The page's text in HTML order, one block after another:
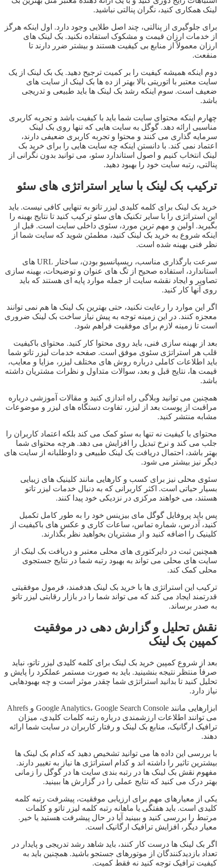
لینک همکاری کنید، نگران پنالتی نباشید.
برای جلوگیری از پنالتی، چند اصل طلایی وجود دارد. اول اینکه هرگز
از خدمات ارزان قیمت و مشکوک استفاده نکنید. بک لینک های
ارزان معمولاً از منابع بی کیفیت هستند و بیشتر ضرر دارند تا
منفعت.
دوم اینکه همیشه کیفیت را بر کمیت ترجیح دهید. یک بک لینک از یک
سایت معتبر با اتوریتی بالا بهتر از ده ها بک لینک از سایت های
ضعیف است. سوم اینکه رشد بک لینک ها باید طبیعی و تدریجی
باشد.
چهارم اینکه محتوای سایت شما باید با کیفیت باشد و تجربه کاربری
مناسبی ارائه دهد. گوگل به سایت هایی که تنها روی بک لینک
سرمایه گذاری می کنند و محتوا و تجربه کاربری ضعیفی دارند،
اعتماد نمی کند. با دانستن اینکه چه سایت هایی را برای خرید بک
لینک انتخاب کنیم و اصول استاندارد سئو، می توانید بدون نگرانی از
پنالتی، رتبه سایت خود را بهبود دهید.
ترکیب بک لینک با سایر استراتژی های سئو
خرید بک لینک برای کلمه کلیدی لیزر تاتو به تنهایی کافی نیست. باید
این استراتژی را با سایر تکنیک های سئو ترکیب کنید تا نتایج بهینه را
بگیرید. اولین و مهم ترین مورد، سئوی داخلی سایت است. قبل از
اینکه شروع به خرید بک لینک کنید، مطمئن شوید که سایت شما از
نظر فنی بهینه شده است.
سرعت بارگذاری مناسب، ریسپانسیو بودن، ساختار URL های
استاندارد، استفاده صحیح از تگ های عنوان و توضیحات، بهینه سازی
تصاویر و ایجاد نقشه سایت از جمله موارد پایه ای هستند که باید
روی آنها کار کنید.
اگر این موارد را رعایت نکنید، حتی بهترین بک لینک ها هم نمی توانند
معجزه کنند. در این زمینه توجه به پیش نیاز ساخت بک لینک ضروری
است تا زمینه لازم برای موفقیت فراهم شود.
بعد از بهینه سازی فنی، باید روی محتوا کار کنید. محتوای باکیفیت
قلب هر استراتژی سئوی موفق است. صفحه خدمات لیزر تاتو شما
باید اطلاعات کاملی درباره روش های مختلف لیزر، مزایا و معایب،
قیمت ها، نتایج قبل و بعد، سوالات متداول و نظرات مشتریان داشته
باشد.
همچنین می توانید وبلاگی راه اندازی کنید و مقالات آموزشی درباره
مراقبت از پوست بعد از لیزر، تفاوت دستگاه های لیزر و موضوعات
مشابه منتشر کنید.
محتوای با کیفیت نه تنها به سئو کمک می کند بلکه اعتماد کاربران را
جلب می کند و نرخ تبدیل را افزایش می دهد. هرچه محتوای شما
بهتر باشد، احتمال دریافت بک لینک طبیعی و داوطلبانه از سایت های
دیگر نیز بیشتر می شود.
سئوی محلی نیز برای کسب و کارهایی مانند کلینیک های زیبایی
بسیار حیاتی است. اکثر کاربرانی که به دنبال خدمات لیزر تاتو
هستند، می خواهند مرکزی در نزدیکی خود پیدا کنند.
پس باید پروفایل گوگل مای بیزینس خود را به طور کامل تکمیل
کنید، آدرس، شماره تماس، ساعات کاری و عکس های باکیفیت از
کلینیک را اضافه کنید و از مشتریان بخواهید نظر بگذارند.
همچنین ثبت در دایرکتوری های محلی معتبر و دریافت بک لینک از
سایت های محلی می تواند به بهبود رتبه شما در نتایج جستجوی
محلی کمک کند.
ترکیب این استراتژی ها با خرید بک لینک هدفمند، فرمول موفقیتی
قدرتمند ایجاد می کند که می تواند شما را در بازار رقابتی لیزر تاتو
به صدر برساند.
نقش تحلیل و گزارش دهی در موفقیت
کمپین بک لینک
بعد از شروع کمپین خرید بک لینک برای کلمه کلیدی لیزر تاتو، نباید
صرفاً منتظر نتیجه بنشینید. باید به صورت مستمر عملکرد را پایش و
تحلیل کنید تا بدانید استراتژی شما چقدر موثر است و چه بهبودهایی
نیاز دارد.
ابزارهایی مانند Google Analytics، Google Search Console و Ahrefs
می توانند اطلاعات ارزشمندی درباره رتبه کلمات کلیدی، میزان
ترافیک ارگانیک، منابع بک لینک و رفتار کاربران در سایت شما ارائه
دهند.
با بررسی این داده ها می توانید تشخیص دهید که کدام بک لینک ها
بیشترین تاثیر را داشته اند و کدام استراتژی ها نیاز به تغییر دارند.
مفهوم نقش بک لینک ها در رتبه بندی سایت ها در گوگل را زمانی
بهتر درک می کنید که نتایج عملی را در گزارش ها ببینید.
یکی از معیارهای مهم برای ارزیابی موفقیت، پیشرفت رتبه کلمه
کلیدی است. باید هفتگی یا ماهانه رتبه کلمه لیزر تاتو و کلمات
مرتبط را بررسی کنید و ببینید آیا در حال پیشرفت هستید یا خیر.
معیار دیگر، افزایش ترافیک ارگانیک است.
اگر بک لینک ها درست کار کنند، باید شاهد رشد تدریجی و پایدار در
تعداد بازدیدکنندگان از موتورهای جستجو باشید. همچنین باید به
کیفیت ترافیک توجه کنید نه فقط کمیت.